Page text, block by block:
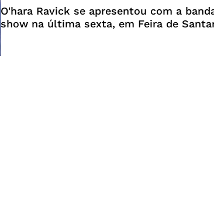
O'hara Ravick se apresentou com a
show na última sexta, em Feira de